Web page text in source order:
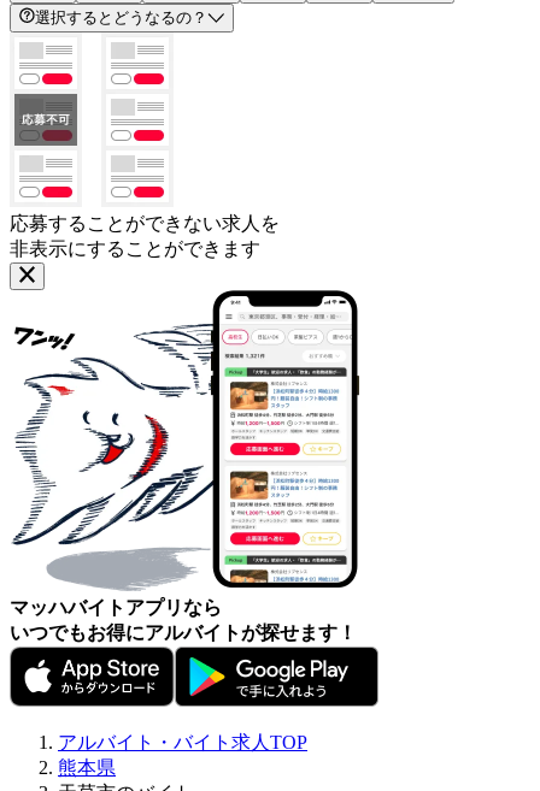
選択するとどうなるの？
応募することができない求人を
非表示にすることができます
マッハバイトアプリなら
いつでもお得にアルバイトが探せます！
アルバイト・バイト求人TOP
熊本県